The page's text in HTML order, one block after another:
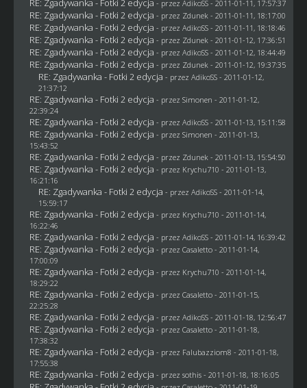
- przez AdikoSS - 2011-01-11, 17:57:37
RE: Zgadywanka - Fotki 2 edycja - przez Zdunek - 2011-01-11, 18:17:00
RE: Zgadywanka - Fotki 2 edycja - przez AdikoSS - 2011-01-11, 18:18:46
RE: Zgadywanka - Fotki 2 edycja - przez Zdunek - 2011-01-12, 17:36:51
RE: Zgadywanka - Fotki 2 edycja - przez AdikoSS - 2011-01-12, 18:44:49
RE: Zgadywanka - Fotki 2 edycja - przez Zdunek - 2011-01-12, 19:37:35
RE: Zgadywanka - Fotki 2 edycja - przez AdikoSS - 2011-01-12,
21:37:12
RE: Zgadywanka - Fotki 2 edycja - przez Simonen - 2011-01-12,
22:39:24
RE: Zgadywanka - Fotki 2 edycja - przez AdikoSS - 2011-01-13, 15:11:58
RE: Zgadywanka - Fotki 2 edycja - przez Simonen - 2011-01-13,
15:43:52
RE: Zgadywanka - Fotki 2 edycja - przez Zdunek - 2011-01-13, 15:54:50
RE: Zgadywanka - Fotki 2 edycja - przez Krychu710 - 2011-01-13,
16:21:16
RE: Zgadywanka - Fotki 2 edycja - przez AdikoSS - 2011-01-14,
15:59:17
RE: Zgadywanka - Fotki 2 edycja - przez Krychu710 - 2011-01-14,
16:22:46
RE: Zgadywanka - Fotki 2 edycja - przez AdikoSS - 2011-01-14, 16:39:42
RE: Zgadywanka - Fotki 2 edycja - przez Casaletto- 2011-01-14,
17:00:09
RE: Zgadywanka - Fotki 2 edycja - przez Krychu710 - 2011-01-14,
18:29:22
RE: Zgadywanka - Fotki 2 edycja - przez Casaletto- 2011-01-15,
22:25:28
RE: Zgadywanka - Fotki 2 edycja - przez AdikoSS - 2011-01-18, 12:56:47
RE: Zgadywanka - Fotki 2 edycja - przez Casaletto- 2011-01-18,
17:38:32
RE: Zgadywanka - Fotki 2 edycja - przez Falubazziom8 - 2011-01-18,
17:55:38
RE: Zgadywanka - Fotki 2 edycja - przez sothis- 2011-01-18, 18:16:05